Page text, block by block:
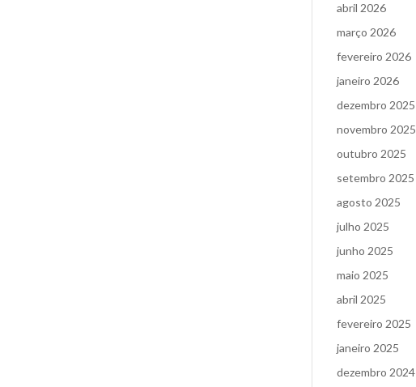
abril 2026
março 2026
fevereiro 2026
janeiro 2026
dezembro 2025
novembro 2025
outubro 2025
setembro 2025
agosto 2025
julho 2025
junho 2025
maio 2025
abril 2025
fevereiro 2025
janeiro 2025
dezembro 2024